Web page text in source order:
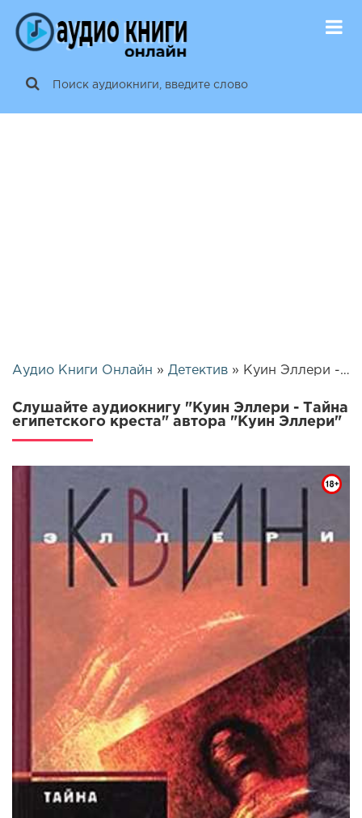
Аудио Книги Онлайн » Детектив » Куин Эллери - Тайна египетского креста | 10810
Слушайте аудиокнигу "Куин Эллери - Тайна
египетского креста" автора "Куин Эллери"